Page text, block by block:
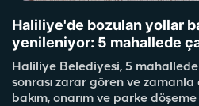
Haliliye'de bozulan yollar
yenileniyor: 5 mahallede
Haliliye Belediyesi, 5 mahallede
sonrası zarar gören ve
bakım, onarım ve parke döşeme